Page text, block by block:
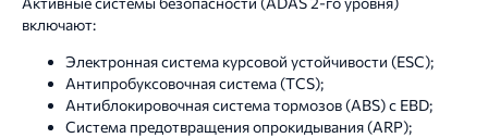
включают:
Электронная система курсовой устойчивости (ESC);
Антипробуксовочная система (TCS);
Антиблокировочная система тормозов (ABS) с EBD;
Система предотвращения опрокидывания (ARP);